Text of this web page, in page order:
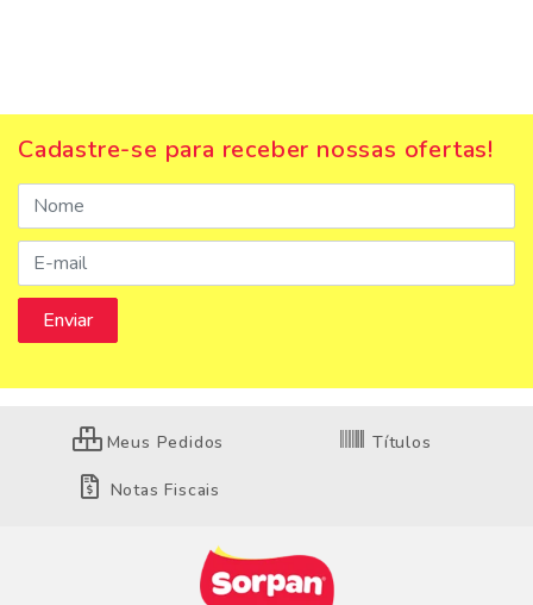
Cadastre-se para receber nossas ofertas!
Meus Pedidos Títulos
Notas Fiscais